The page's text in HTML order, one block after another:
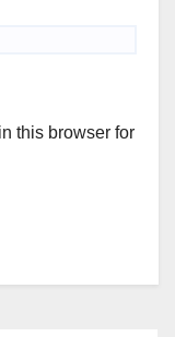
this browser for